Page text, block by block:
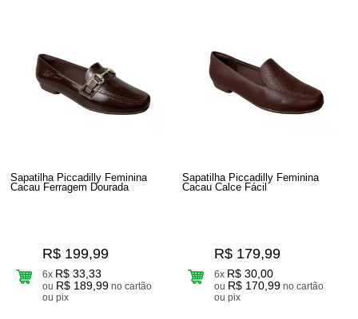
Sapatilha Piccadilly Feminina
Cacau Ferragem Dourada
R$ 199,99
6x R$ 33,33
ou R$ 189,99 no cartão
ou pix
Sapatilha Piccadilly Feminina
Cacau Calce Fácil
R$ 179,99
6x R$ 30,00
ou R$ 170,99 no cartão
ou pix